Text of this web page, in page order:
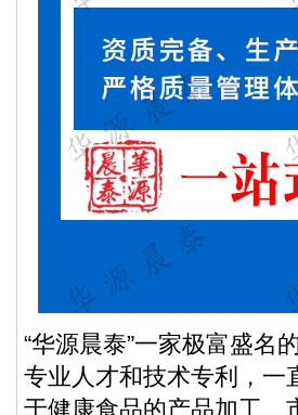
“华源晨泰”一家极富盛名
专业人才和技术专利，一
于健康食品的产品加工、